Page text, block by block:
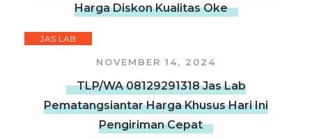
Harga Diskon Kualitas Oke
JAS LAB
NOVEMBER 14, 2024
TLP/WA 08129291318 Jas Lab
Pematangsiantar Harga Khusus Hari Ini
Pengiriman Cepat